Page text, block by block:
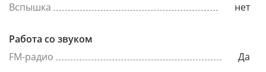
Вспышка
нет
Работа со звуком
FM-радио
Да